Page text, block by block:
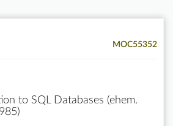
MOC55352
to SQL Databases (ehem.